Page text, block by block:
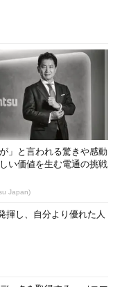
が」と言われる驚きや感動
い価値を生む電通の挑戦
Japan)
揮し、自分より優れた人